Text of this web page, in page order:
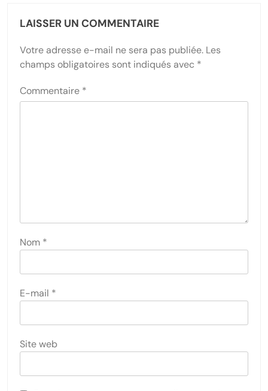
LAISSER UN COMMENTAIRE
Votre adresse e-mail ne sera pas publiée. Les
champs obligatoires sont indiqués avec *
Commentaire *
Nom *
E-mail *
Site web